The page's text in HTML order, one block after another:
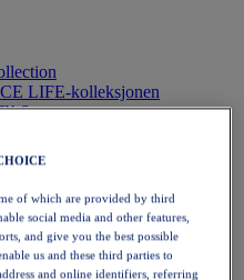
LIFE-kolleksjonen
6
of which are provided by third
social media and other features,
and give you the best possible
us and these third parties to
and online identifiers, referring